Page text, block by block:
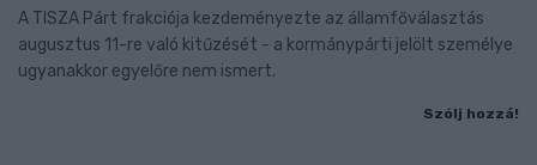
A TISZA Párt frakciója kezdeményezte az államfőválasztás
augusztus 11-re való kitűzését - a kormánypárti jelölt személye
ugyanakkor egyelőre nem ismert.
Szólj hozzá!